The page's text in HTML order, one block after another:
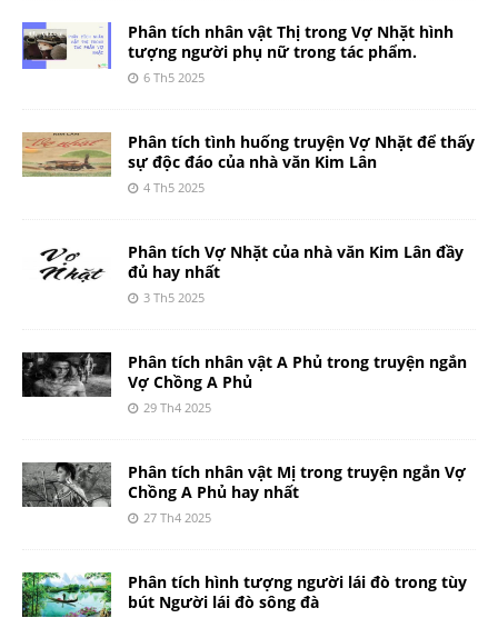
Phân tích nhân vật Thị trong Vợ Nhặt hình
tượng người phụ nữ trong tác phẩm.
6 Th5 2025
Phân tích tình huống truyện Vợ Nhặt để thấy
sự độc đáo của nhà văn Kim Lân
4 Th5 2025
Phân tích Vợ Nhặt của nhà văn Kim Lân đầy
đủ hay nhất
3 Th5 2025
Phân tích nhân vật A Phủ trong truyện ngắn
Vợ Chồng A Phủ
29 Th4 2025
Phân tích nhân vật Mị trong truyện ngắn Vợ
Chồng A Phủ hay nhất
27 Th4 2025
Phân tích hình tượng người lái đò trong tùy
bút Người lái đò sông đà